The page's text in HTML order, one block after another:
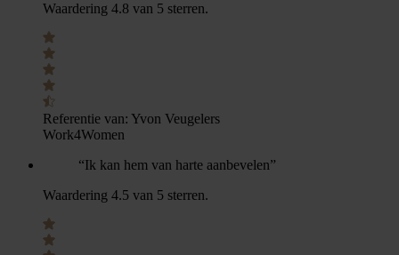
Waardering 4.8 van 5 sterren.
Referentie van: Yvon Veugelers
Work4Women
“Ik kan hem van harte aanbevelen”
Waardering 4.5 van 5 sterren.